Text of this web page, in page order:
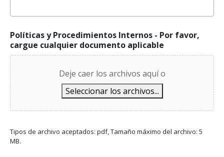
Políticas y Procedimientos Internos - Por favor,
cargue cualquier documento aplicable
Deje caer los archivos aquí o
Seleccionar los archivos...
Tipos de archivo aceptados: pdf, Tamaño máximo del archivo: 5
MB.